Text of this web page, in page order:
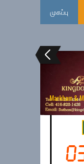
முகப்பு
Markham &